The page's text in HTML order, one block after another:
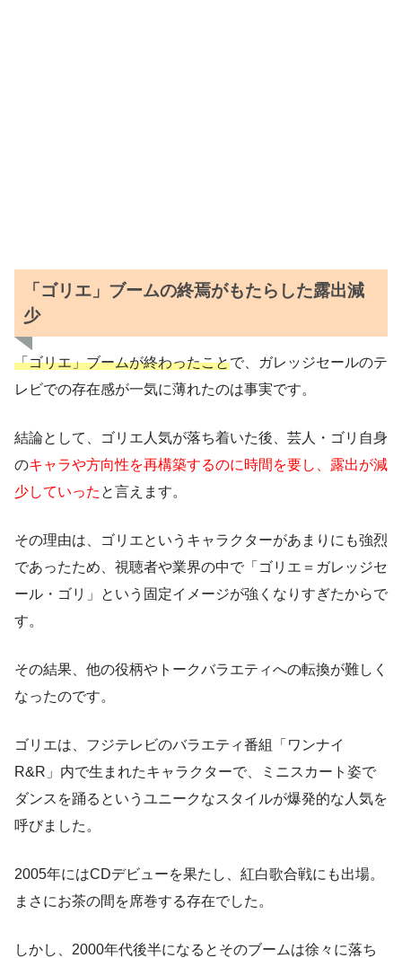
「ゴリエ」ブームの終焉がもたらした露出減
少
「ゴリエ」ブームが終わったことで、ガレッジセールのテ
レビでの存在感が一気に薄れたのは事実です。
結論として、ゴリエ人気が落ち着いた後、芸人・ゴリ自身
のキャラや方向性を再構築するのに時間を要し、露出が減
少していった と言えます。
その理由は、ゴリエというキャラクターがあまりにも強烈
であったため、視聴者や業界の中で「ゴリエ＝ガレッジセ
ール・ゴリ」という固定イメージが強くなりすぎたからで
す。
その結果、他の役柄やトークバラエティへの転換が難しく
なったのです。
ゴリエは、フジテレビのバラエティ番組「ワンナイ
R&R」内で生まれたキャラクターで、ミニスカート姿で
ダンスを踊るというユニークなスタイルが爆発的な人気を
呼びました。
2005年にはCDデビューを果たし、紅白歌合戦にも出場。
まさにお茶の間を席巻する存在でした。
しかし、2000年代後半になるとそのブームは徐々に落ち